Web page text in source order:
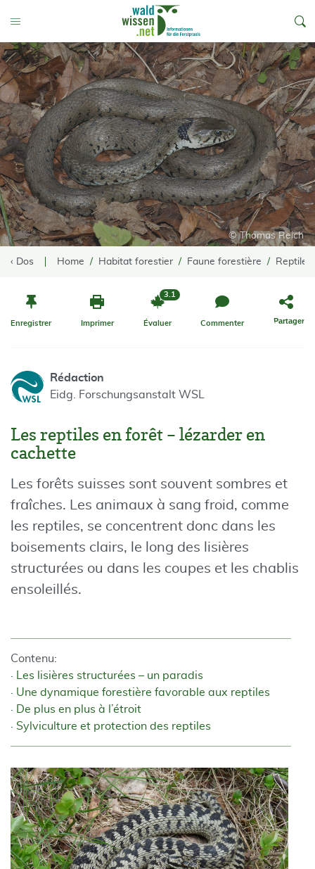
Toggle Menu
© Thomas Reich
‹ Dos Home Habitat forestier Faune forestière
Enregistrer Imprimer Évaluer
3.1
Commenter Partager
Rédaction
Eidg. Forschungsanstalt WSL
Les reptiles en forêt – lézarder en
cachette
Les forêts suisses sont souvent sombres et
fraîches. Les animaux à sang froid, comme
les reptiles, se concentrent donc dans les
boisements clairs, le long des lisières
structurées ou dans les coupes et les chablis
ensoleillés.
Contenu:
Les lisières structurées – un paradis
Une dynamique forestière favorable aux reptiles
De plus en plus à l’étroit
Sylviculture et protection des reptiles